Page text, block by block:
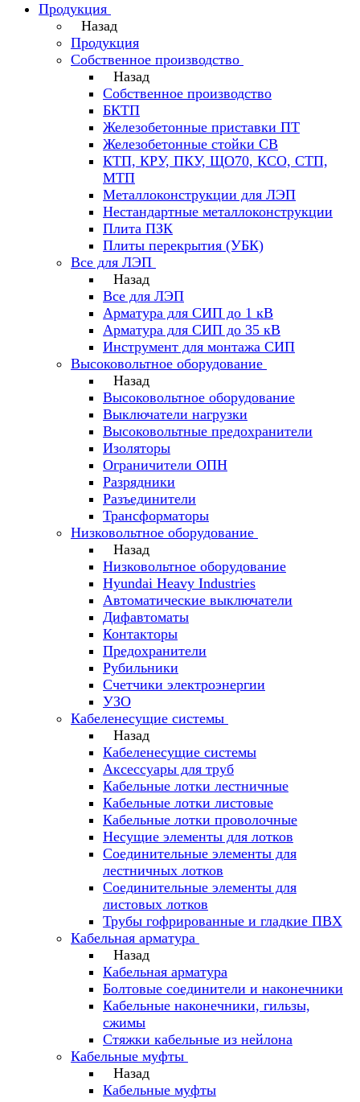
Продукция
Назад
Продукция
Собственное производство
Назад
Собственное производство
БКТП
Железобетонные приставки ПТ
Железобетонные стойки СВ
КТП, КРУ, ПКУ, ЩО70, КСО, СТП,
МТП
Металлоконструкции для ЛЭП
Нестандартные металлоконструкции
Плита ПЗК
Плиты перекрытия (УБК)
Все для ЛЭП
Назад
Все для ЛЭП
Арматура для СИП до 1 кВ
Арматура для СИП до 35 кВ
Инструмент для монтажа СИП
Высоковольтное оборудование
Назад
Высоковольтное оборудование
Выключатели нагрузки
Высоковольтные предохранители
Изоляторы
Ограничители ОПН
Разрядники
Разъединители
Трансформаторы
Низковольтное оборудование
Назад
Низковольтное оборудование
Hyundai Heavy Industries
Автоматические выключатели
Дифавтоматы
Контакторы
Предохранители
Рубильники
Счетчики электроэнергии
УЗО
Кабеленесущие системы
Назад
Кабеленесущие системы
Аксессуары для труб
Кабельные лотки лестничные
Кабельные лотки листовые
Кабельные лотки проволочные
Несущие элементы для лотков
Соединительные элементы для
лестничных лотков
Соединительные элементы для
листовых лотков
Трубы гофрированные и гладкие ПВХ
Кабельная арматура
Назад
Кабельная арматура
Болтовые соединители и наконечники
Кабельные наконечники, гильзы,
сжимы
Стяжки кабельные из нейлона
Кабельные муфты
Назад
Кабельные муфты